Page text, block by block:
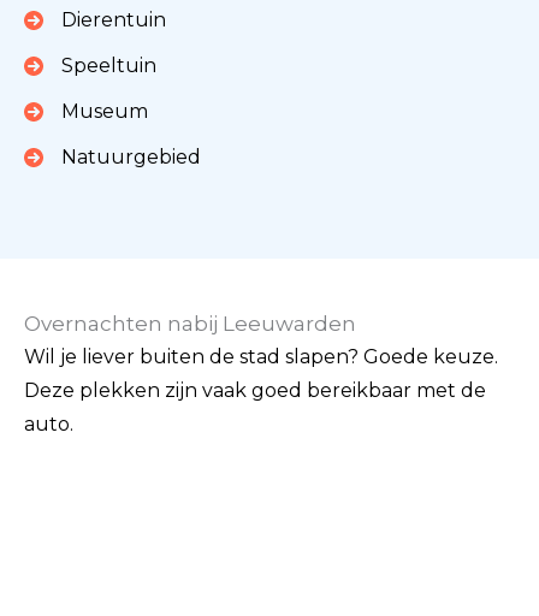
Dierentuin
Speeltuin
Museum
Natuurgebied
Overnachten nabij Leeuwarden
Wil je liever buiten de stad slapen? Goede keuze.
Deze plekken zijn vaak goed bereikbaar met de
auto.